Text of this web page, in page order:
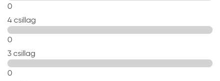
0
4 csillag
0
3 csillag
0